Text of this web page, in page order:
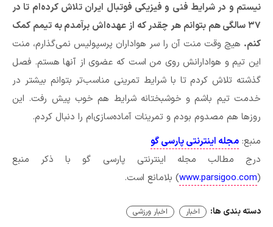
نیستم و در شرایط فنی و فیزیکی فوتبال ایران تلاش کرده‌ام تا در
۳۷ سالگی هم بتوانم هر چقدر که از عهده‌اش برآمدم به تیمم کمک
کنم. هیچ وقت منت آن را سر هواداران پرسپولیس نمی‌گذارم، منت
این تیم و هوادارانش روی من است که عضوی از آنها هستم. فصل
گذشته تلاش کردم تا با شرایط تمرینی مناسب‌تر بتوانم بیشتر در
خدمت تیم باشم و خوشبختانه شرایط هم خوب پیش رفت. این
روزها هم مصدوم بودم و تمرینات آماده‌سازی‌ام را دنبال کردم.
منبع: مجله اینترنتی پارسی گو
درج مطالب مجله اینترنتی پارسی گو با ذکر منبع
(
www.parsigoo.com) بلامانع است.
دسته بندی ها: اخبار اخبار ورزشی